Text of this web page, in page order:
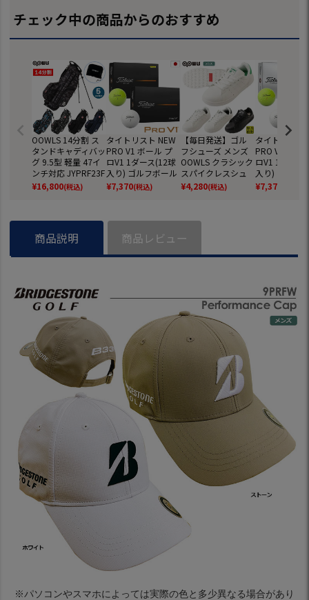
チェック中の商品からのおすすめ
OOWLS 14分割 ス
タンドキャディバッ
グ 9.5型 軽量 47イ
ンチ対応 JYPRF23F
SB 【JYPER'Sオリ
ジナル商品】
¥16,800(税込)
タイトリスト NEW
PRO V1 ボール プ
ロV1 1ダース(12球
入り) ゴルフボール
2025年モデル TITL
EIST 日本正規品
¥7,370(税込)
【毎日発送】ゴル
フシューズ メンズ
OOWLS クラシック
スパイクレスシュ
ーズ JYPRF003 ス
パイクレスシューズ
f 防水 靴 グッズ お
スゴルフシューズ
¥4,280(税込)
タイトリスト
PRO V1x ボ
ロV1 1ダース
入り) ゴルフ
2025年モデル
EIST 日本正
¥7,370
商品説明 商品レビュー
※パソコンやスマホによっては実際の色と多少異なる場合があり